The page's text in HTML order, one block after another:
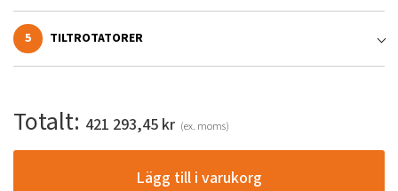
5 TILTROTATORER
Totalt: 421 293,45 kr (ex. moms)
Lägg till i varukorg